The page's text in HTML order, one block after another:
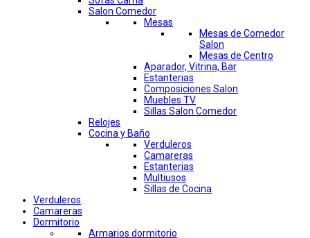
Salon Comedor
Mesas
Mesas de Comedor
Salon
Mesas de Centro
Aparador, Vitrina, Bar
Estanterias
Composiciones Salon
Muebles TV
Sillas Salon Comedor
Relojes
Cocina y Baño
Verduleros
Camareras
Estanterias
Multiusos
Sillas de Cocina
Verduleros
Camareras
Dormitorio
Armarios dormitorio